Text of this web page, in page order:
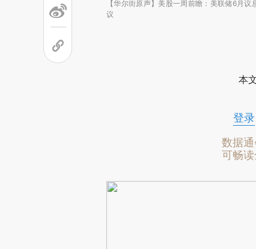
【华尔街原声】美股一周前瞻：美联储6月议
议
本
登录
数据通
可畅